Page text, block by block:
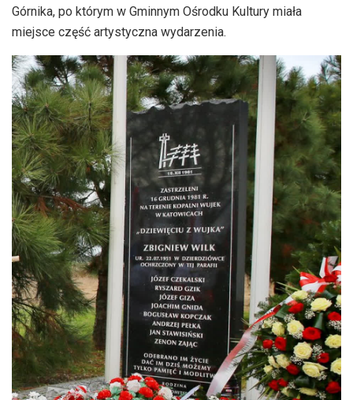
Górnika, po którym w Gminnym Ośrodku Kultury miała
miejsce część artystyczna wydarzenia.